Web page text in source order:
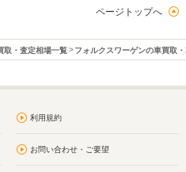
ページトップへ
取・査定相場一覧 フォルクスワーゲンの車買取
利用規約
お問い合わせ・ご要望